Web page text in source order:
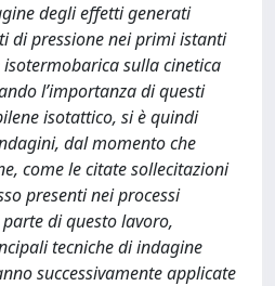
degli effetti generati
di pressione nei primi istanti
sulla cinetica
l’importanza di questi
isotattico, si è quindi
dal momento che
come le citate sollecitazioni
presenti nei processi
di questo lavoro,
tecniche di indagine
successivamente applicate